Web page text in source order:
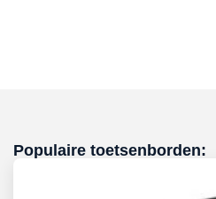
Populaire toetsenborden: